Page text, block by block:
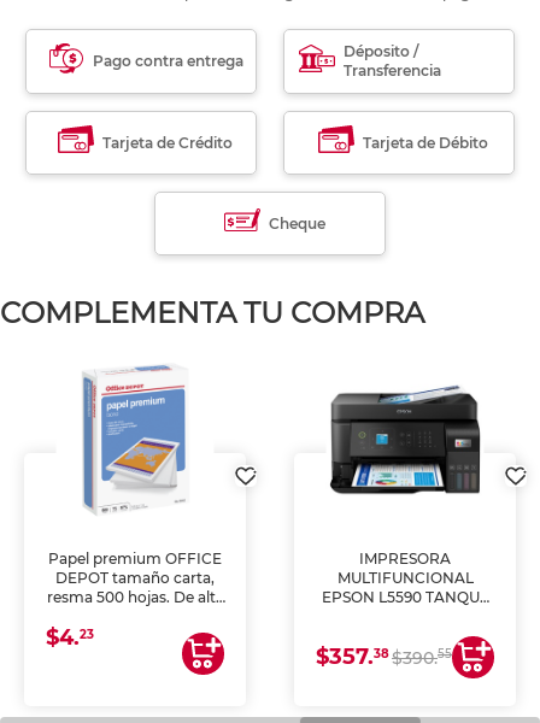
Pago contra entrega
Déposito /
Transferencia
Tarjeta de Crédito Tarjeta de Débito
Cheque
COMPLEMENTA TU COMPRA
Papel premium OFFICE
DEPOT tamaño carta,
resma 500 hojas. De alta
uniforme, ideal para
impresoras de inyección
de tinta y láser,
general de oficina.
$4.23
IMPRESORA
MULTIFUNCIONAL
EPSON L5590 TANQUE
COPIA Y ESCANEA)
$357.38$390.55